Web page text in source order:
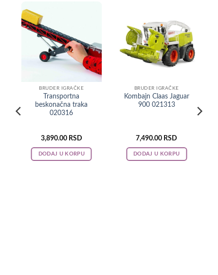
BRUDER IGRAČKE
Transportna
beskonačna traka
020316
3,890.00 RSD
DODAJ U KORPU
BRUDER IGRAČKE
Kombajn Claas Jaguar
900 021313
7,490.00 RSD
DODAJ U KORPU